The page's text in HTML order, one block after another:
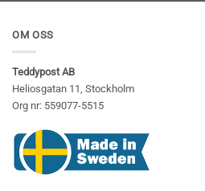
OM OSS
Teddypost AB
Heliosgatan 11, Stockholm
Org nr: 559077-5515